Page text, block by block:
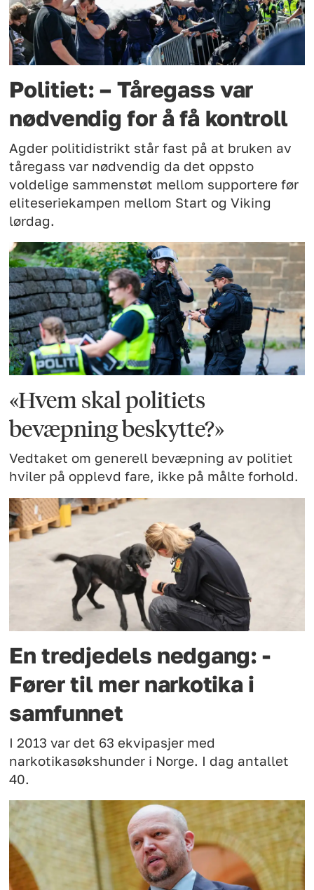
Politiet: – Tåregass var
nødvendig for å få kontroll
Agder politidistrikt står fast på at bruken av
tåregass var nødvendig da det oppsto
voldelige sammenstøt mellom supportere før
eliteseriekampen mellom Start og Viking
lørdag.
«Hvem skal politiets
bevæpning beskytte?»
Vedtaket om generell bevæpning av politiet
hviler på opplevd fare, ikke på målte forhold.
En tredjedels nedgang: -
Fører til mer narkotika i
samfunnet
I 2013 var det 63 ekvipasjer med
narkotikasøkshunder i Norge. I dag antallet
40.